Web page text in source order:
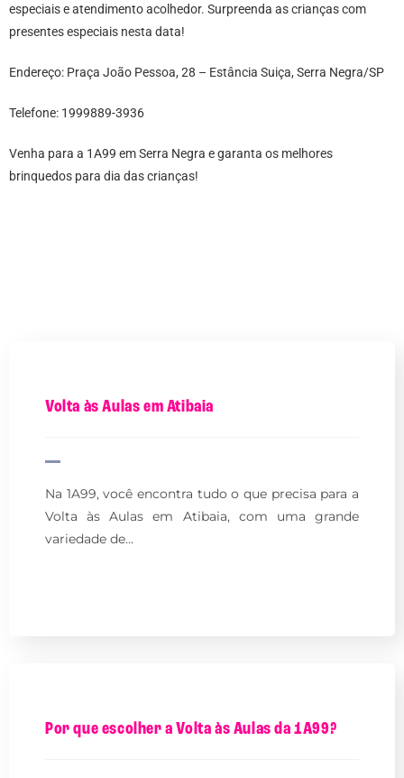
especiais e atendimento acolhedor. Surpreenda as crianças com
presentes especiais nesta data!
Endereço: Praça João Pessoa, 28 – Estância Suiça, Serra Negra/SP
Telefone: 1999889-3936
Venha para a 1A99 em Serra Negra e garanta os melhores
brinquedos para dia das crianças!
Volta às Aulas em Atibaia
Na 1A99, você encontra tudo o que precisa para a
Volta às Aulas em Atibaia, com uma grande
variedade de…
Por que escolher a Volta às Aulas da 1A99?